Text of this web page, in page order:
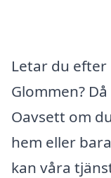
Letar du
Glommen?
Oavsett om
hem eller
kan våra